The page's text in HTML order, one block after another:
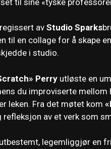
av Studio Sparks
til en collage for å skape
i studio.
Perry utløste en
du improviserte mellom
leken. Fra det møtet kom
refleksjon av et verk som
legemliggjør en